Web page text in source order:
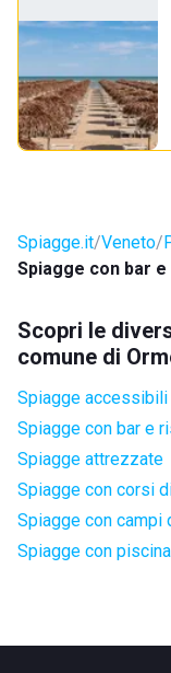
Spiagge.it Veneto
Spiagge con bar
Scopri le
comune di
Spiagge
Spiagge con bar e
Spiagge attrezzate
Spiagge con corsi
Spiagge con campi
Spiagge con